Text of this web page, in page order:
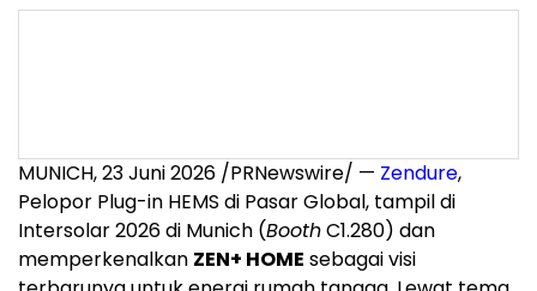
MUNICH, 23 Juni 2026 /PRNewswire/ — Zendure,
Pelopor Plug-in HEMS di Pasar Global, tampil di
Intersolar 2026 di Munich (BoothC1.280) dan
memperkenalkan ZEN+ HOME sebagai visi